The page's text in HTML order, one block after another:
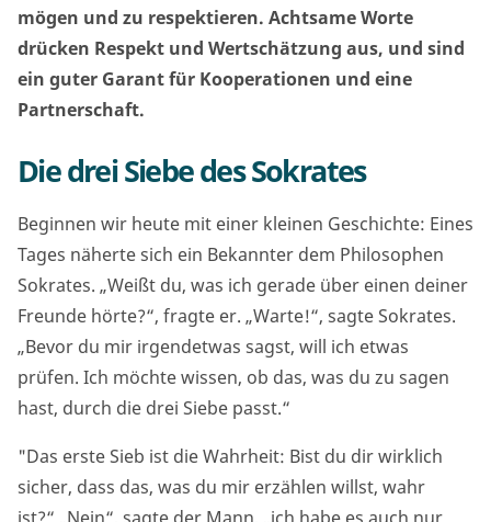
mögen und zu respektieren. Achtsame Worte
drücken Respekt und Wertschätzung aus, und sind
ein guter Garant für Kooperationen und eine
Partnerschaft.
Die drei Siebe des Sokrates
Beginnen wir heute mit einer kleinen Geschichte: Eines
Tages näherte sich ein Bekannter dem Philosophen
Sokrates. „Weißt du, was ich gerade über einen deiner
Freunde hörte?“, fragte er. „Warte!“, sagte Sokrates.
„Bevor du mir irgendetwas sagst, will ich etwas
prüfen. Ich möchte wissen, ob das, was du zu sagen
hast, durch die drei Siebe passt.“
"Das erste Sieb ist die Wahrheit: Bist du dir wirklich
sicher, dass das, was du mir erzählen willst, wahr